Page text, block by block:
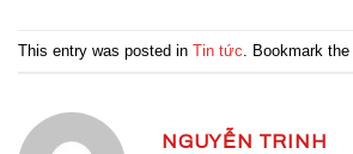
This entry was posted in Tin tức . Bookmark the
NGUYỄN TRINH